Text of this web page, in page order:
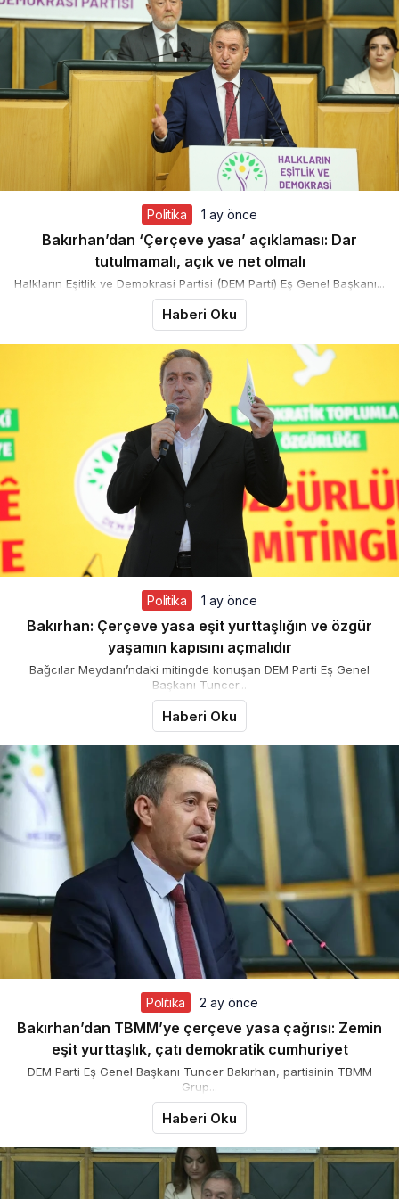
Politika 1 ay önce
Bakırhan’dan ‘Çerçeve yasa’ açıklaması: Dar
tutulmamalı, açık ve net olmalı
Halkların Eşitlik ve Demokrasi Partisi (DEM Parti) Eş Genel Başkanı...
Haberi Oku
Politika 1 ay önce
Bakırhan: Çerçeve yasa eşit yurttaşlığın ve özgür
yaşamın kapısını açmalıdır
Bağcılar Meydanı’ndaki mitingde konuşan DEM Parti Eş Genel
Başkanı Tuncer...
Haberi Oku
Politika 2 ay önce
Bakırhan’dan TBMM’ye çerçeve yasa çağrısı: Zemin
eşit yurttaşlık, çatı demokratik cumhuriyet
DEM Parti Eş Genel Başkanı Tuncer Bakırhan, partisinin TBMM
Grup...
Haberi Oku